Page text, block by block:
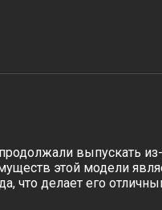
выпускать
этой модели
что делает его